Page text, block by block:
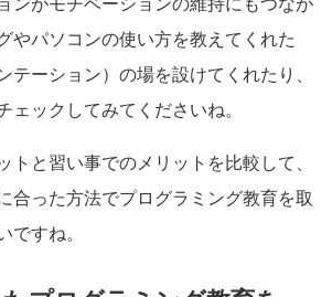
ンがモチベーションの維持にもつなが
やパソコンの使い方を教えてくれた
テーション）の場を設けてくれたり、
ェックしてみてくださいね。
トと習い事でのメリットを比較して、
合った方法でプログラミング教育を取
ですね。